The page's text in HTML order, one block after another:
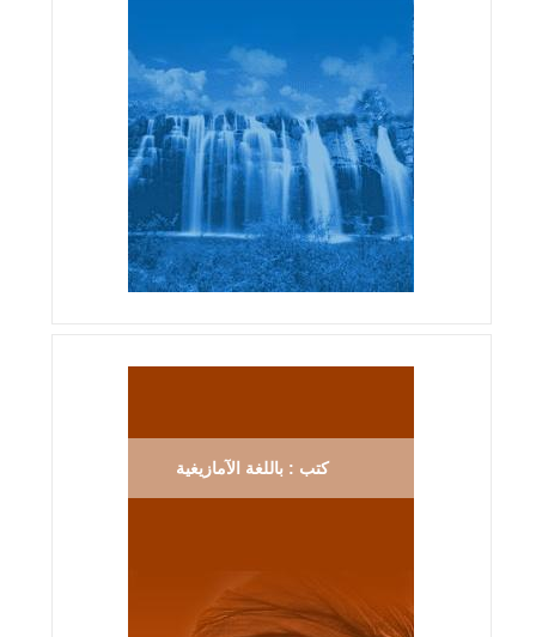
كتب : باللغة الآمازيغية